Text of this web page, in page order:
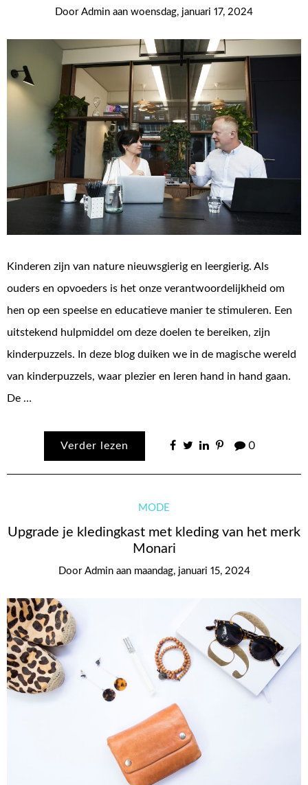
Door Admin aan woensdag, januari 17, 2024
Kinderen zijn van nature nieuwsgierig en leergierig. Als
ouders en opvoeders is het onze verantwoordelijkheid om
hen op een speelse en educatieve manier te stimuleren. Een
uitstekend hulpmiddel om deze doelen te bereiken, zijn
kinderpuzzels. In deze blog duiken we in de magische wereld
van kinderpuzzels, waar plezier en leren hand in hand gaan.
De …
Verder lezen 0
MODE
Upgrade je kledingkast met kleding van het merk
Monari
Door Admin aan maandag, januari 15, 2024